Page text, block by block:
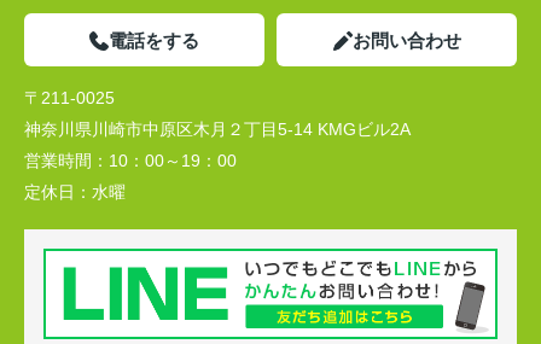
電話をする お問い合わせ
〒211-0025
神奈川県川崎市中原区木月２丁目5-14 KMGビル2A
営業時間： 10：00～19：00
定休日： 水曜